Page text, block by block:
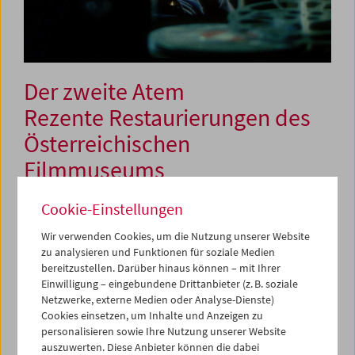
Der zweite Atem
Rezente Restaurierungen des
Österreichischen
Filmmuseums
In den vergangenen zehn Jahren hat das Filmmuseum an
die 350 Filme restauriert bzw. durch Umkopierung
gesichert – in Zusammenarbeit mit anderen Filmarchiven,
mit in- und ausländischen Labors und oft mit den
Künstlern selbst. Die Schau versammelt 35 Beispiele für
diese Arbeit: Werke aller Gattungen und Formate,
Cookie-Einstellungen
Wir verwenden Cookies, um die Nutzung unserer Website
zu analysieren und Funktionen für soziale Medien
bereitzustellen. Darüber hinaus können – mit Ihrer
Einwilligung – eingebundene Drittanbieter (z. B. soziale
Netzwerke, externe Medien oder Analyse-Dienste)
Cookies einsetzen, um Inhalte und Anzeigen zu
personalisieren sowie Ihre Nutzung unserer Website
auszuwerten. Diese Anbieter können die dabei